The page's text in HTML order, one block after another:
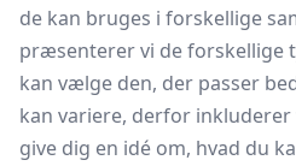
de kan bruges i forskellige
præsenterer vi de forskellige
kan vælge den, der passer
kan variere, derfor inkluderer
give dig en idé om, hvad du